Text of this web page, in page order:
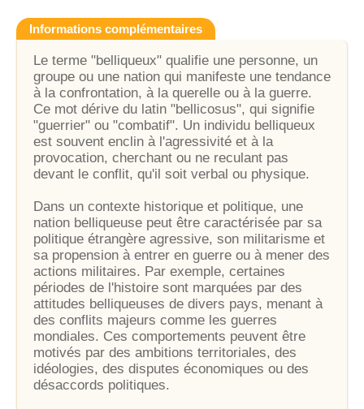
Informations complémentaires
Le terme "belliqueux" qualifie une personne, un
groupe ou une nation qui manifeste une tendance
à la confrontation, à la querelle ou à la guerre.
Ce mot dérive du latin "bellicosus", qui signifie
"guerrier" ou "combatif". Un individu belliqueux
est souvent enclin à l'agressivité et à la
provocation, cherchant ou ne reculant pas
devant le conflit, qu'il soit verbal ou physique.
Dans un contexte historique et politique, une
nation belliqueuse peut être caractérisée par sa
politique étrangère agressive, son militarisme et
sa propension à entrer en guerre ou à mener des
actions militaires. Par exemple, certaines
périodes de l'histoire sont marquées par des
attitudes belliqueuses de divers pays, menant à
des conflits majeurs comme les guerres
mondiales. Ces comportements peuvent être
motivés par des ambitions territoriales, des
idéologies, des disputes économiques ou des
désaccords politiques.